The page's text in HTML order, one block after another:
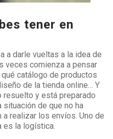
tener en
a darle vueltas a la idea de
veces comienza a pensar
catálogo de productos
de la tienda online… Y
y está preparado
situación de que no ha
realizar los envíos. Uno de
es la logística.